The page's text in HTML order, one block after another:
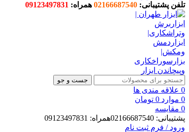
تلفن پشتیبانی: 02166687540 همراه: 09123497831
جست و جو
0 علاقه مندی ها
0 موارد 0 تومان
0 مقایسه
پشتیبانی: 02166687540همراه: 09123497831
ورود / فرم ثبت نام